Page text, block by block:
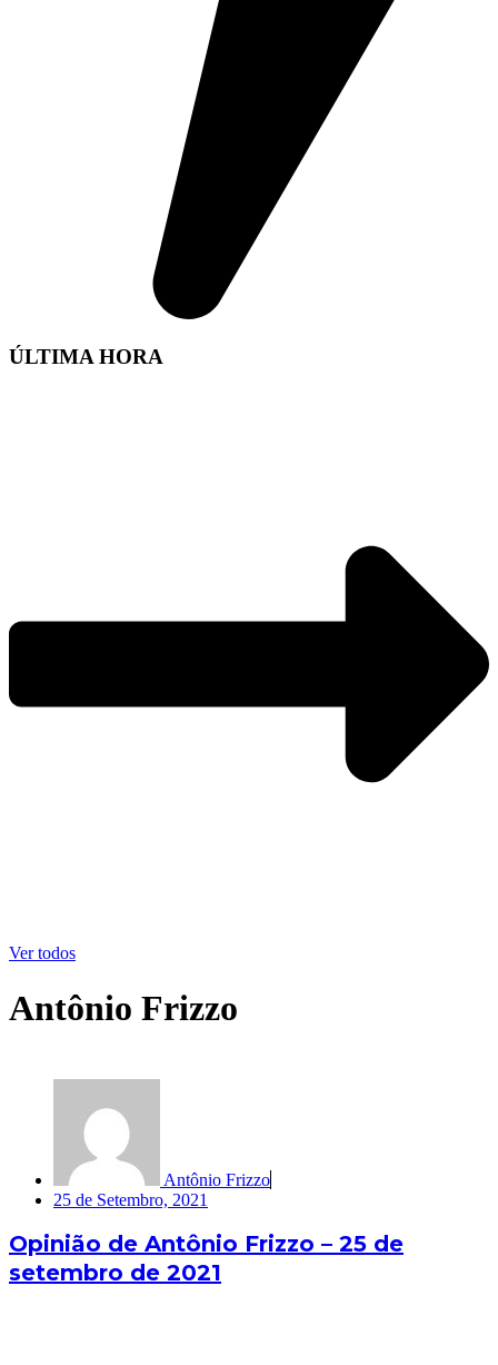
ÚLTIMA HORA
Ver todos
Antônio Frizzo
Antônio Frizzo
25 de Setembro, 2021
Opinião de Antônio Frizzo – 25 de
setembro de 2021